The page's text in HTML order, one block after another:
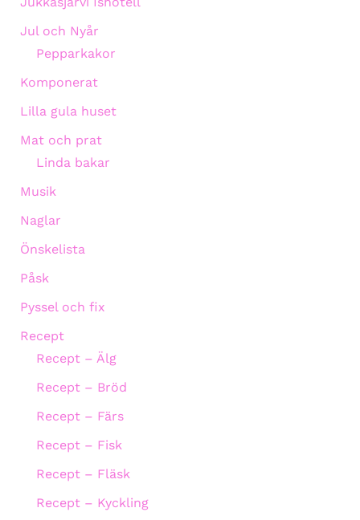
Jul och Nyår
Pepparkakor
Komponerat
Lilla gula huset
Mat och prat
Linda bakar
Musik
Naglar
Önskelista
Påsk
Pyssel och fix
Recept
Recept – Älg
Recept – Bröd
Recept – Färs
Recept – Fisk
Recept – Fläsk
Recept – Kyckling